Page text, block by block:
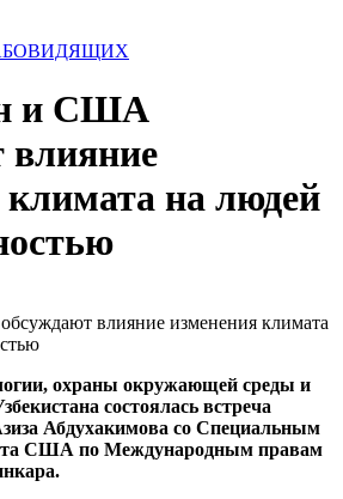
и США
влияние
на людей
охраны окружающей среды и
состоялась встреча
Абдухакимова со Специальным
США по Международным правам